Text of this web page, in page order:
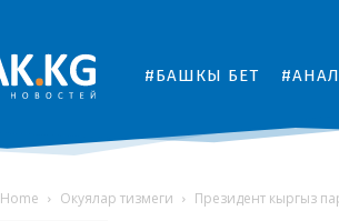
#БАШКЫ БЕТ
Home Окуялар тизмеги Президент кыргыз